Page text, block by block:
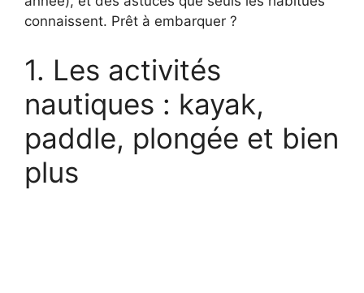
connaissent. Prêt à embarquer ?
1. Les activités
nautiques : kayak,
paddle, plongée et bien
plus